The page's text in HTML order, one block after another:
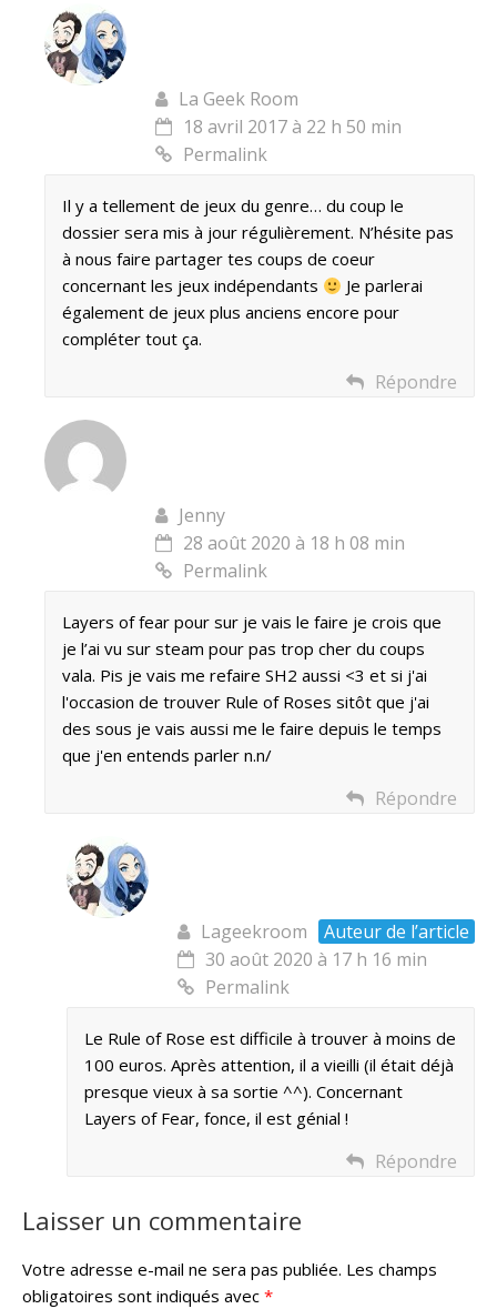
La Geek Room
18 avril 2017 à 22 h 50 min
Permalink
Il y a tellement de jeux du genre… du coup le
dossier sera mis à jour régulièrement. N’hésite pas
à nous faire partager tes coups de coeur
concernant les jeux indépendants
Je parlerai
également de jeux plus anciens encore pour
compléter tout ça.
Répondre
Jenny
28 août 2020 à 18 h 08 min
Permalink
Layers of fear pour sur je vais le faire je crois que
je l’ai vu sur steam pour pas trop cher du coups
vala. Pis je vais me refaire SH2 aussi <3 et si j'ai
l'occasion de trouver Rule of Roses sitôt que j'ai
des sous je vais aussi me le faire depuis le temps
que j'en entends parler n.n/
Répondre
Lageekroom
Auteur de l’article
30 août 2020 à 17 h 16 min
Permalink
Le Rule of Rose est difficile à trouver à moins de
100 euros. Après attention, il a vieilli (il était déjà
presque vieux à sa sortie ^^). Concernant
Layers of Fear, fonce, il est génial !
Répondre
Laisser un commentaire
Votre adresse e-mail ne sera pas publiée. Les champs
obligatoires sont indiqués avec *